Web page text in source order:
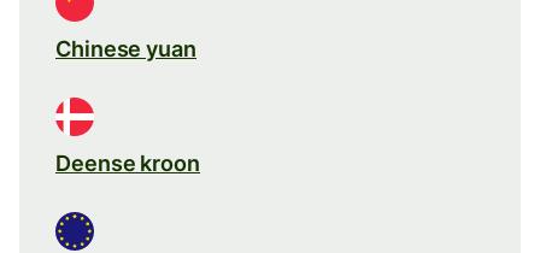
Chinese yuan
Deense kroon